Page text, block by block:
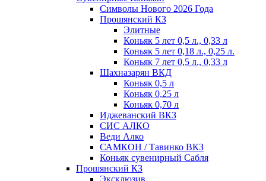
Символы Нового 2026 Года
Прошянский КЗ
Элитные
Коньяк 5 лет 0,5 л., 0,33 л
Коньяк 5 лет 0,18 л., 0,25 л.
Коньяк 7 лет 0,5 л., 0,33 л
Шахназарян ВКД
Коньяк 0,5 л
Коньяк 0,25 л
Коньяк 0,70 л
Иджеванский ВКЗ
СИС АЛКО
Веди Алко
САМКОН / Тавинко ВКЗ
Коньяк сувенирный Сабля
Прошянский КЗ
Эксклюзив